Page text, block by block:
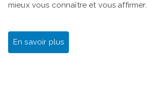
mieux vous connaître et vous affirmer.
En savoir plus